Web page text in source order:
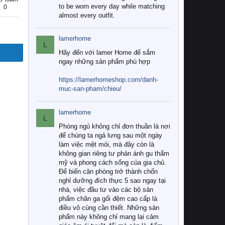
0
to be worn every day while matching
almost every outfit.
L
lamerhome
Hãy đến với lamer Home để sắm
ngay những sản phẩm phù hợp
https://lamerhomeshop.com/danh-
muc-san-pham/chieu/
L
lamerhome
Phòng ngủ không chỉ đơn thuần là nơi
để chúng ta ngả lưng sau một ngày
làm việc mệt mỏi, mà đây còn là
không gian riêng tư phản ánh gu thẩm
mỹ và phong cách sống của gia chủ.
Để biến căn phòng trở thành chốn
nghỉ dưỡng đích thực 5 sao ngay tại
nhà, việc đầu tư vào các bộ sản
phẩm chăn ga gối đệm cao cấp là
điều vô cùng cần thiết. Những sản
phẩm này không chỉ mang lại cảm